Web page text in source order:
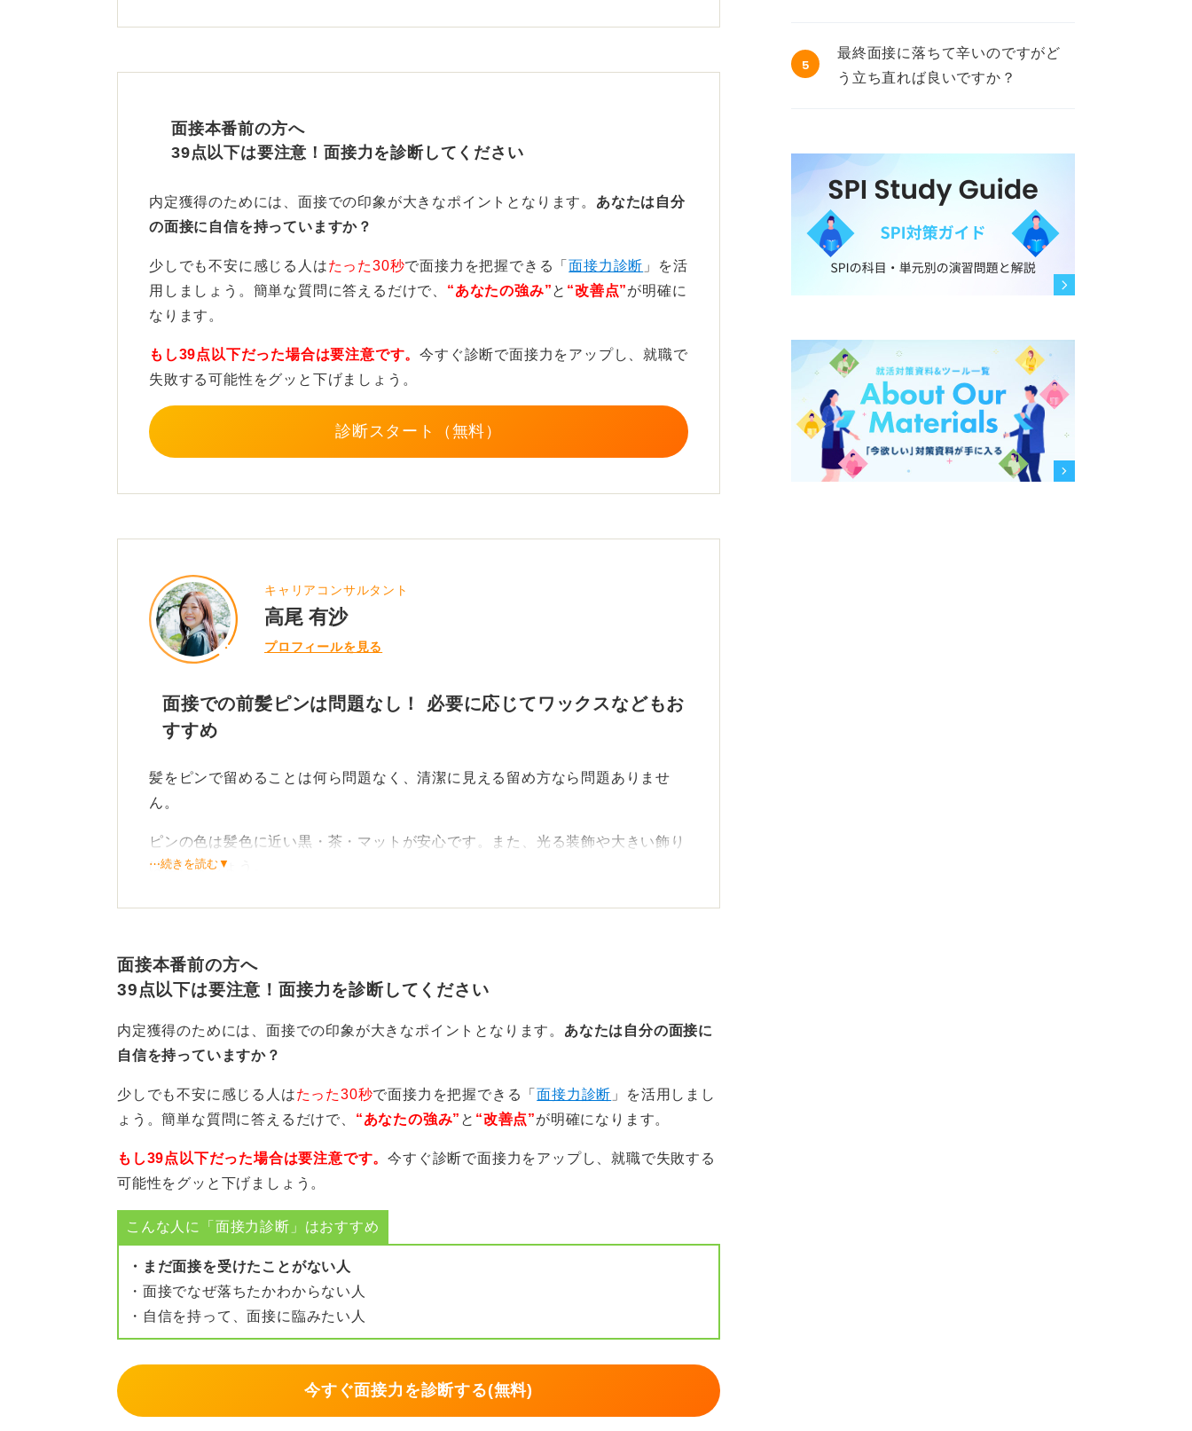
機能性重視！ 髪色になじむ、TPOに合ったピンを選ぼう
色は、黒、焦げ茶、ダークブラウンなど、ご自身の髪色になじむ色が良いです。
質感は、ツヤツヤしたものより、光を反射しないマットなタイプを選びましょ
デザインは、飾り、ラメ、パールなどが付いていない、シンプルなものが適して
こめかみ付近などで留めましょう。ピン自体が多少見えても、髪色となじんでい
れば気になりません。面接官はあなたの誠実さや清潔感を見ています。
0
面接本番前の方へ
39点以下は要注意！面接力を診断してください
内定獲得のためには、面接での印象が大きなポイントとなります。 あなたは自分
の面接に自信を持っていますか？
少しでも不安に感じる人はたった30秒で面接力を把握できる「面接力診断 」を活
用しましょう。簡単な質問に答えるだけで、 “あなたの強み”と “改善点”が明確に
なります。
もし39点以下だった場合は要注意です。今すぐ診断で面接力をアップし、就職で
失敗する可能性をグッと下げましょう。
診断スタート（無料）
キャリアコンサルタント
高尾 有沙
プロフィールを見る
面接での前髪ピンは問題なし！ 必要に応じてワックスなどもお
すすめ
髪をピンで留めることは何ら問題なく、清潔に見える留め方なら問題ありませ
ん。
ピンの色は髪色に近い黒・茶・マットが安心です。また、光る装飾や大きい飾り
は避けましょう。
留める位置はこめかみの少し上、毛流れに沿って地肌と平行に差すと目立ちにく
崩れず自然です。
お辞儀で前髪が落ちやすい人は、事前に軽いワックスやヘアスプレーを手に広げ
前髪を繰り返し触っている様子は「落ち着きのなさ」と受け止められる可能性が
事前のお辞儀テストで安心！ 大事な3つのポイントを押さえよう
面接前は、洗面所で「深くお辞儀をしてから戻る」を2回試し、乱れていたら直
ると安心です。
大事なのは顔が隠れず、表情と目が見えることです。 髪型は完璧を目指すので
はなく、以下の3点がそろっていれば十分です。
⋯続きを読む▼
面接本番前の方へ
39点以下は要注意！面接力を診断してください
内定獲得のためには、面接での印象が大きなポイントとなります。 あなたは自分の面接に
自信を持っていますか？
少しでも不安に感じる人はたった30秒で面接力を把握できる「面接力診断 」を活用しまし
ょう。簡単な質問に答えるだけで、 “あなたの強み” と “改善点”が明確になります。
もし39点以下だった場合は要注意です。今すぐ診断で面接力をアップし、就職で失敗する
可能性をグッと下げましょう。
こんな人に「面接力診断」はおすすめ
・まだ面接を受けたことがない人
・面接でなぜ落ちたかわからない人
・自信を持って、面接に臨みたい人
今すぐ面接力を診断する(無料)
5
最終面接に落ちて辛いのですがど
う立ち直れば良いですか？